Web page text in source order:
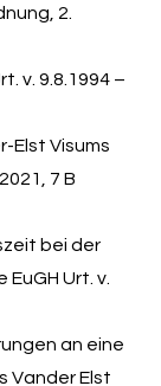
2.
v. 9.8.1994 –
Elst Visums
7 B
bei der
Urt. v.
an eine
Vander Elst